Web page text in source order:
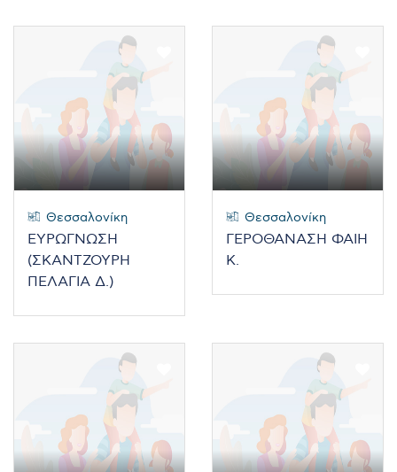
Θεσσαλονίκη
ΕΥΡΩΓΝΩΣΗ
(ΣΚΑΝΤΖΟΥΡΗ
ΠΕΛΑΓΙΑ Δ.)
Θεσσαλονίκη
ΓΕΡΟΘΑΝΑΣΗ ΦΑΙΗ
Κ.